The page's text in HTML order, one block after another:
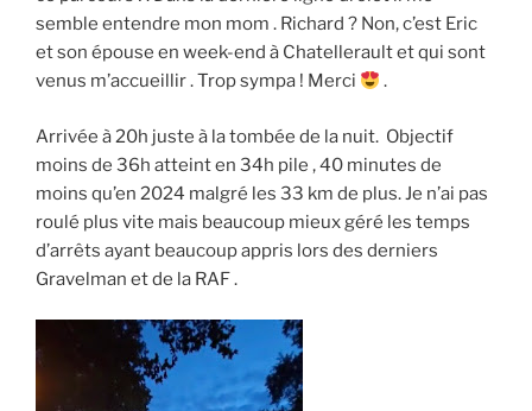
semble entendre mon mom . Richard ? Non, c’est Eric
et son épouse en week-end à Chatellerault et qui sont
venus m’accueillir . Trop sympa ! Merci
.
Arrivée à 20h juste à la tombée de la nuit. Objectif
moins de 36h atteint en 34h pile , 40 minutes de
moins qu’en 2024 malgré les 33 km de plus. Je n’ai pas
roulé plus vite mais beaucoup mieux géré les temps
d’arrêts ayant beaucoup appris lors des derniers
Gravelman et de la RAF .